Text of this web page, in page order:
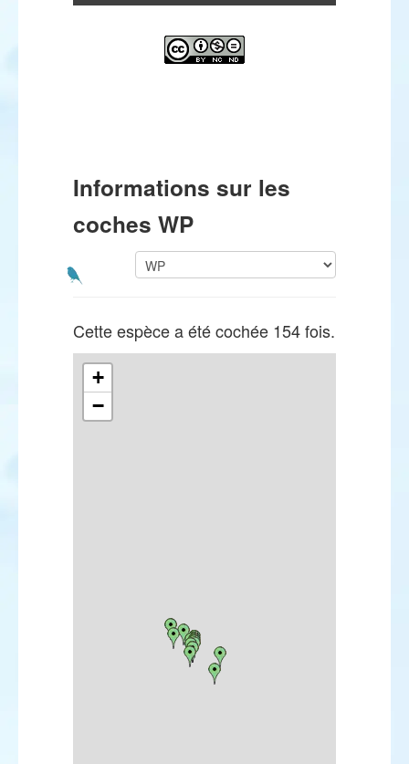
Informations sur les
coches WP
Cette espèce a été cochée 154 fois.
+
−